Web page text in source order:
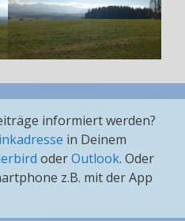
informiert werden?
in Deinem
oderOutlook. Oder
z.B. mit der App